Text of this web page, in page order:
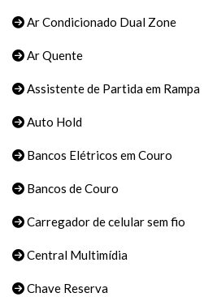
Ar Condicionado Dual Zone
Ar Quente
Assistente de Partida em Rampa
Auto Hold
Bancos Elétricos em Couro
Bancos de Couro
Carregador de celular sem fio
Central Multimídia
Chave Reserva